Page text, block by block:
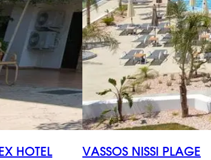
HOTEL
VASSOS NISSI PLAGE